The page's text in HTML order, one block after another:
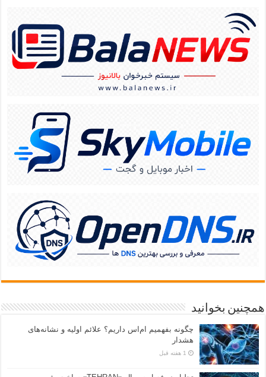
همچنین بخوانید
چگونه بفهمیم ام‌اس داریم؟ علائم اولیه و نشانه‌های
هشدار
1 هفته قبل